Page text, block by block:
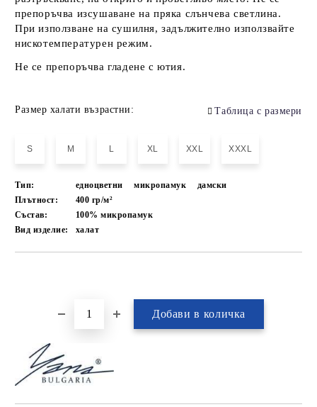
препоръчва изсушаване на пряка слънчева светлина.
При използване на сушилня, задължително използвайте
нискотемпературен режим.
Не се препоръчва гладене с ютия.
Размер халати възрастни: Таблица с размери
S M L XL XXL XXXL
Тип: едноцветни микропамук
дамски
Плътност:
400 гр/м²
Състав:
100% микропамук
Вид изделие:
халат